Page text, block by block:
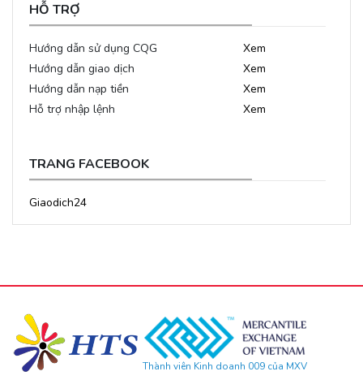
HỖ TRỢ
Hướng dẫn sử dụng CQG
Xem
Hướng dẫn giao dịch
Xem
Hướng dẫn nạp tiền
Xem
Hỗ trợ nhập lệnh
Xem
TRANG FACEBOOK
Giaodich24
Thành viên Kinh doanh 009 của MXV